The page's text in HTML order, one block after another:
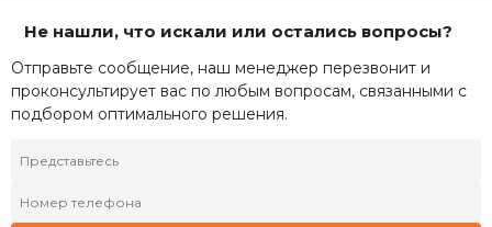
Не нашли, что искали или остались вопросы?
Отправьте сообщение, наш менеджер перезвонит и
проконсультирует вас по любым вопросам, связанными с
подбором оптимального решения.